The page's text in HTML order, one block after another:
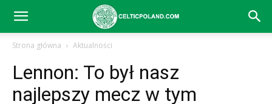
Celtic
Glasgow
Strona główna Aktualności
Lennon: To był nasz
najlepszy mecz w tym